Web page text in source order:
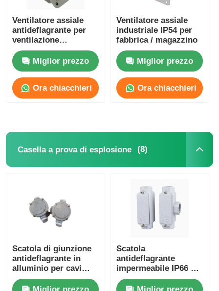
Ventilatore assiale
antideflagrante per
ventilazione
industriale di scarico
Miglior prezzo
Ora chiacchieri
Ventilatore assiale
industriale IP54 per
fabbrica / magazzino
Miglior prezzo
Ora chiacchieri
Casella a prova di esplosione (8)
Scatola di giunzione
antideflagrante in
alluminio per cavi
impermeabile ATEX
IP65 G1/2 G3/4
Scatola
antideflagrante
impermeabile IP66 Ex
D IIC T6 Gb / Ex T IIIC
T80°C Db per aree